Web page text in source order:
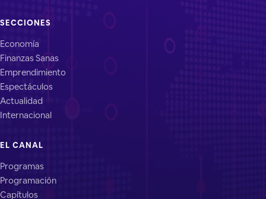
SECCIONES
Economía
Finanzas Sanas
Emprendimiento
Espectáculos
Actualidad
Internacional
EL CANAL
Programas
Programación
Capítulos